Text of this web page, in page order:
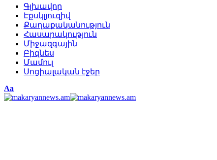
Գլխավոր
Էքսկլյուզիվ
Քաղաքականություն
Հասարակություն
Միջազգային
Բիզնես
Մամուլ
Սոցիալական էջեր
Изменение
размера
Аа